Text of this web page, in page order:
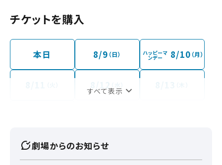
お支払いは現金のみです。
チケットを購入
本日 8/9 （日） ハッピーマ
ンデー 8/10 （月）
すべて表示
劇場からのお知らせ